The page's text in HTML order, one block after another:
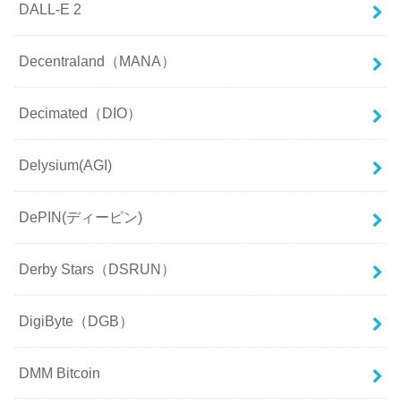
DALL-E 2
Decentraland（MANA）
Decimated（DIO）
Delysium(AGI)
DePIN(ディーピン)
Derby Stars（DSRUN）
DigiByte（DGB）
DMM Bitcoin